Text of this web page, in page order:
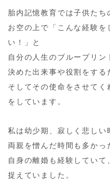
胎内記憶教育では子供たち
お空の上で「こんな経験を
い！」と
自分の人生のブループリン
決めた出来事や役割をする
そしてその使命をさせて
をしています。
私は幼少期、寂しく悲しい
両親を憎んだ時間も多かっ
自身の離婚も経験していて
捉えていました。